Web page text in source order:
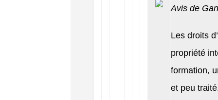
Avis de
Les droits
propriété
formation,
et peu